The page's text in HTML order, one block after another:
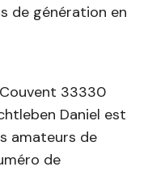
de génération en
33330
Daniel est
amateurs de
de